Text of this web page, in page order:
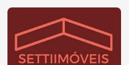
Página inicial